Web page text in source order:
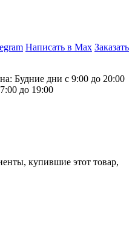
Написать в Max Заказать
Будние дни с 9:00 до 20:00
до 19:00
купившие этот товар,